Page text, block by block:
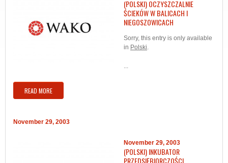
(POLSKI) OCZYSZCZALNIE
ŚCIEKÓW W BALICACH I
NIEGOSZOWICACH
Sorry, this entry is only available
in Polski.
...
READ MORE
November 29, 2003
November 29, 2003
(POLSKI) INKUBATOR
PRZEDSIĘBIORCZOŚCI